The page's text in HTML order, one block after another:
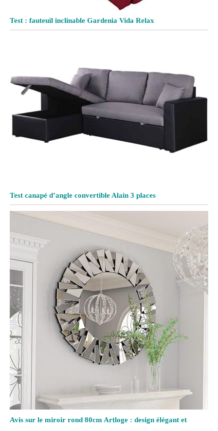
Test : fauteuil inclinable Gardenia Vida Relax
Test canapé d’angle convertible Alain 3 places
Avis sur le miroir rond 80cm Artloge : design élégant et